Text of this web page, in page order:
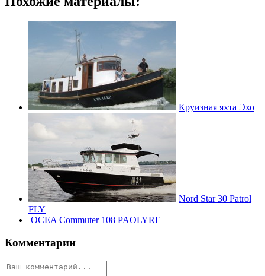
Круизная яхта Эхо
Nord Star 30 Patrol
FLY
OCEA Commuter 108 PAOLYRE
Комментарии